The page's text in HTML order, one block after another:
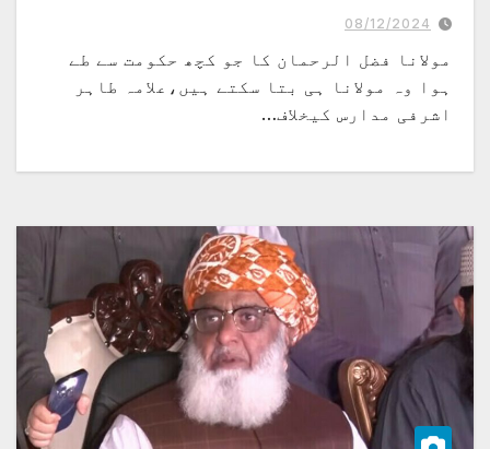
پیچیدہ بنانے سے مزید بگاڑ پیدا ہوگا،وفاق المدارس العربیہ پاکستان
08/12/2024
مولانا فضل الرحمان کا جو کچھ حکومت سے طے
ہوا وہ مولانا ہی بتا سکتے ہیں،علامہ طاہر
اشرفی مدارس کیخلاف…